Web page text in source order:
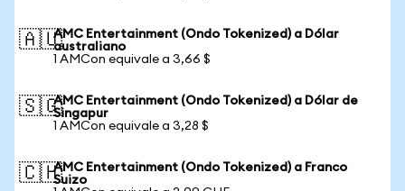
🇦🇺AMC Entertainment (Ondo Tokenized) a Dólar
australiano
1 AMCon equivale a 3,66 $
🇸🇬AMC Entertainment (Ondo Tokenized) a Dólar de
Singapur
1 AMCon equivale a 3,28 $
🇨🇭AMC Entertainment (Ondo Tokenized) a Franco
Suizo